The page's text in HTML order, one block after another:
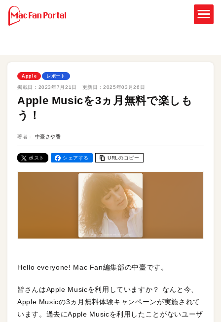
Apple レポート
掲載日： 2023年7月21日 更新日：2025年03月26日
Apple Musicを3ヵ月無料で楽しも
う！
著者： 中臺さや香
ポスト シェアする URLのコピー
Hello everyone! Mac Fan編集部の中臺です。
皆さんはApple Musicを利用していますか？ なんと今、
Apple Musicの3ヵ月無料体験キャンペーンが実施されて
います。過去にApple Musicを利用したことがないユーザ